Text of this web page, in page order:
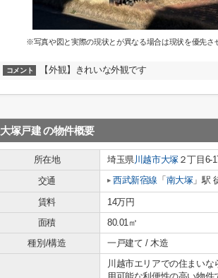
※写真や図と実際の現状とが異なる場合は現状を優先さ
コメント 【外観】きれいな外観です
大塚戸建 の物件概要
所在地 埼玉県川越市大塚２丁目6-
交通
西武新宿線 「 南大塚」駅
賃料 14万円
面積
80.01㎡
種別/構造
一戸建て / 木造
川越市エリアでの住まい